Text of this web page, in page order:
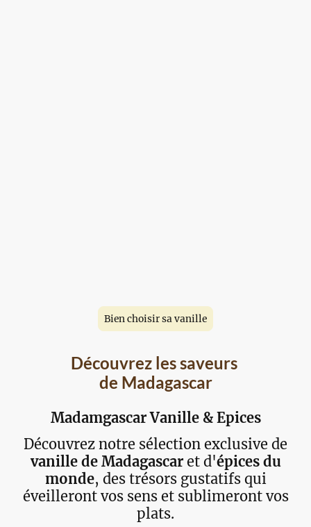
Bien choisir sa vanille
Découvrez les saveurs
de Madagascar
Madamgascar Vanille & Epices
Découvrez notre sélection exclusive de
vanille de Madagascar et d'épices du
monde, des trésors gustatifs qui
éveilleront vos sens et sublimeront vos
plats.